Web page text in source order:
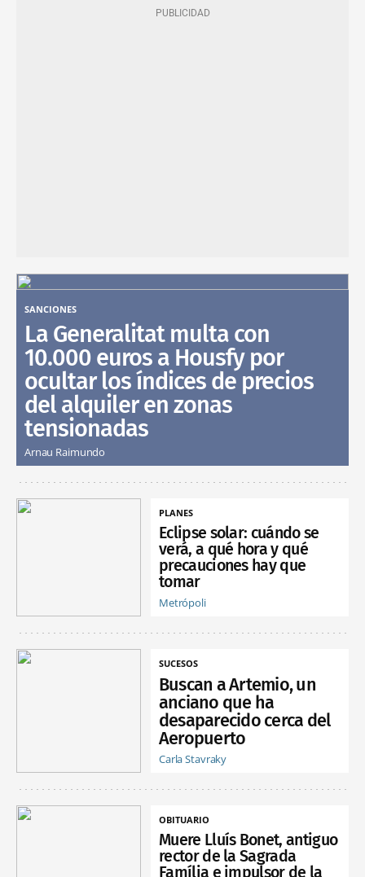
SANCIONES
La Generalitat multa con
10.000 euros a Housfy por
ocultar los índices de precios
del alquiler en zonas
tensionadas
Arnau Raimundo
PLANES
Eclipse solar: cuándo se
verá, a qué hora y qué
precauciones hay que
tomar
Metrópoli
SUCESOS
Buscan a Artemio, un
anciano que ha
desaparecido cerca del
Aeropuerto
Carla Stavraky
OBITUARIO
Muere Lluís Bonet, antiguo
rector de la Sagrada
Família e impulsor de la